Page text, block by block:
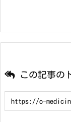
この記事の